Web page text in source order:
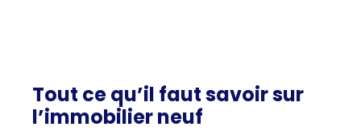
Tout ce qu’il faut savoir sur
l’immobilier neuf